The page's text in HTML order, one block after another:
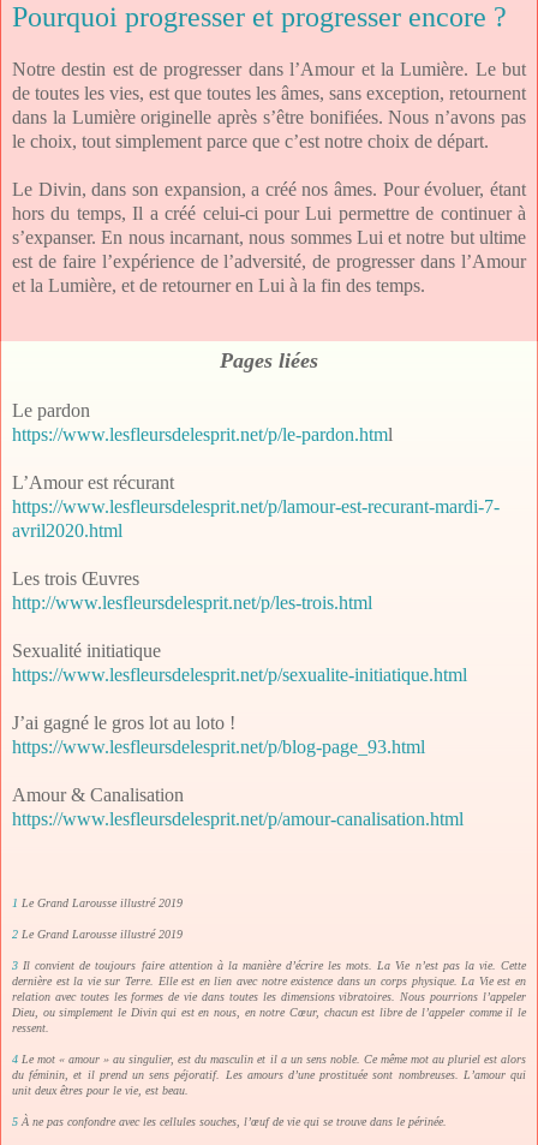
Pourquoi progresser et progresser encore ?
Notre destin est de progresser dans l’Amour et la Lumière. Le but
de toutes les vies, est que toutes les âmes, sans exception, retournent
dans la Lumière originelle après s’être bonifiées. Nous n’avons pas
le choix, tout simplement parce que c’est notre choix de départ.
Le Divin, dans son expansion, a créé nos âmes. Pour évoluer, étant
hors du temps, Il a créé celui-ci pour Lui permettre de continuer à
s’expanser. En nous incarnant, nous sommes Lui et notre but ultime
est de faire l’expérience de l’adversité, de progresser dans l’Amour
et la Lumière, et de retourner en Lui à la fin des temps.
Pages liées
Le pardon
https://www.lesfleursdelesprit.net/p/le-pardon.html
L’Amour est récurant
https://www.lesfleursdelesprit.net/p/lamour-est-recurant-mardi-7-
avril2020.html
Les trois Œuvres
http://www.lesfleursdelesprit.net/p/les-trois.html
Sexualité initiatique
https://www.lesfleursdelesprit.net/p/sexualite-initiatique.html
J’ai gagné le gros lot au loto !
https://www.lesfleursdelesprit.net/p/blog-page_93.html
Amour & Canalisation
https://www.lesfleursdelesprit.net/p/amour-canalisation.html
1 Le Grand Larousse illustré 2019
2 Le Grand Larousse illustré 2019
3 Il convient de toujours faire attention à la manière d’écrire les mots. La Vie n’est pas la vie. Cette
dernière est la vie sur Terre. Elle est en lien avec notre existence dans un corps physique. La Vie est en
relation avec toutes les formes de vie dans toutes les dimensions vibratoires. Nous pourrions l’appeler
Dieu, ou simplement le Divin qui est en nous, en notre Cœur, chacun est libre de l’appeler comme il le
ressent.
4 Le mot « amour » au singulier, est du masculin et il a un sens noble. Ce même mot au pluriel est alors
du féminin, et il prend un sens péjoratif. Les amours d’une prostituée sont nombreuses. L’amour qui
unit deux êtres pour le vie, est beau.
5 À ne pas confondre avec les cellules souches, l’œuf de vie qui se trouve dans le périnée.